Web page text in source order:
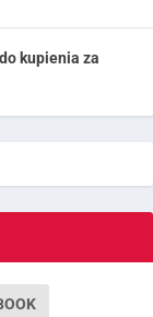
kupienia za